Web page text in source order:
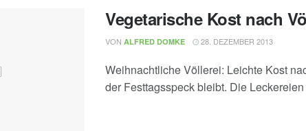
Vegetarische Kost nach
VON ALFRED DOMKE 28. DEZEMBER 2013
Weihnachtliche Völlerei: Leichte Kost
der Festtagsspeck bleibt. Die Leckereien